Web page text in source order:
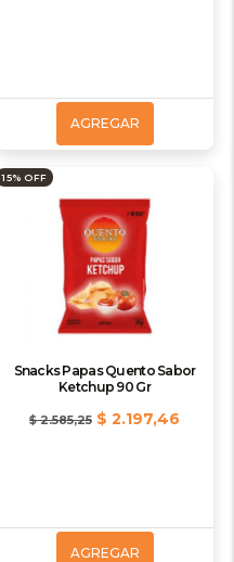
AGREGAR
15% OFF
Snacks Papas Quento Sabor
Ketchup 90 Gr
$ 2.585,25 $ 2.197,46
AGREGAR